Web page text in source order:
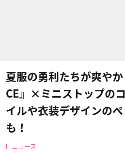
夏服の勇利たちが爽や
CE』×ミニストップの
イルや衣装デザインの
も！
ニュース